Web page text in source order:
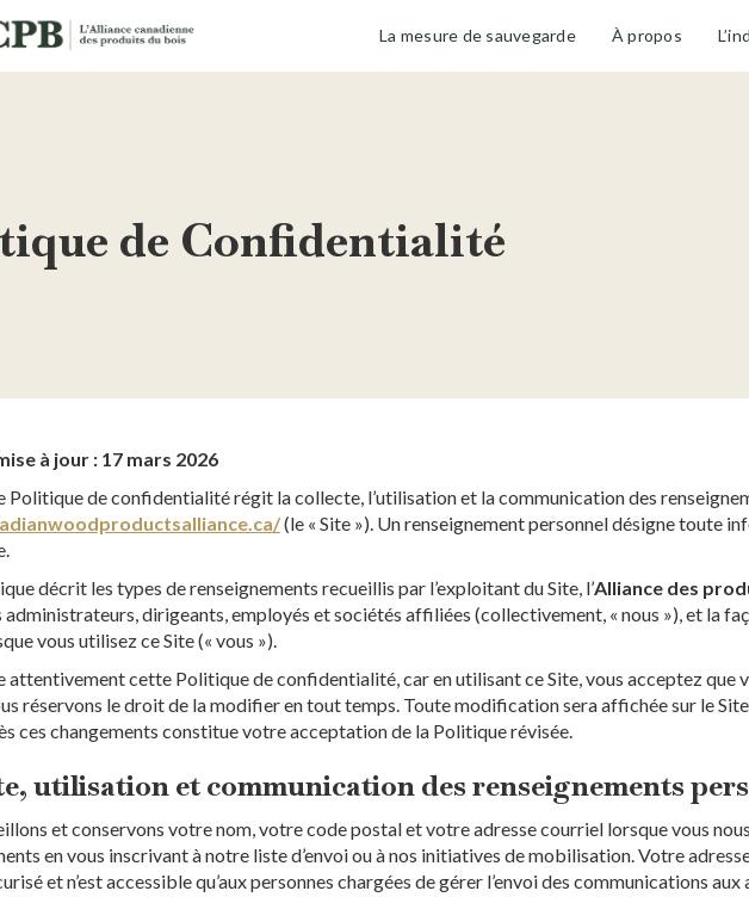
La mesure de sauvegarde À propos
de Confidentialité
à jour : 17 mars 2026
Politique de confidentialité régit la collecte, l’utilisation et la communication des
(le « Site »). Un renseignement personnel désigne toute
décrit les types de renseignements recueillis par l’exploitant du Site, l’Alliance des
administrateurs, dirigeants, employés et sociétés affiliées (collectivement, « nous »), et la
vous utilisez ce Site (« vous »).
attentivement cette Politique de confidentialité, car en utilisant ce Site, vous acceptez
réservons le droit de la modifier en tout temps. Toute modification sera affichée sur le
ces changements constitue votre acceptation de la Politique révisée.
utilisation et communication des renseignements
et conservons votre nom, votre code postal et votre adresse courriel lorsque vous
en vous inscrivant à notre liste d’envoi ou à nos initiatives de mobilisation. Votre
et n’est accessible qu’aux personnes chargées de gérer l’envoi des communications aux